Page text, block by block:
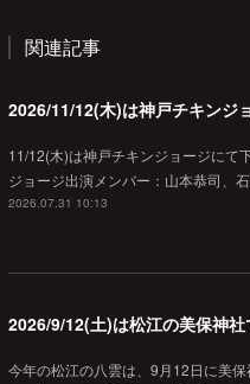
関連記事
2026/11/12(木)は神戸チキンジ
11/12(木)は神戸チキンジョージにて
ジョージ出演メンバー：山本恭司、
2026.07.31 10:13
2026/9/12(土)は松江の美保神社
今年の松江の八雲は、9月12日に美